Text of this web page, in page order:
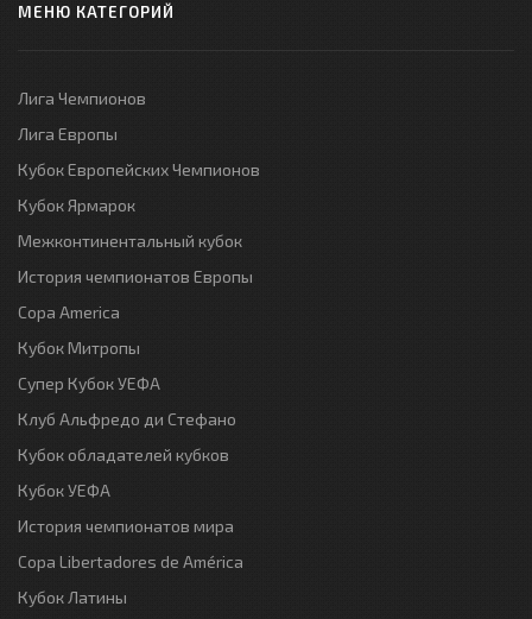
МЕНЮ КАТЕГОРИЙ
Лига Чемпионов
Лига Европы
Кубок Европейских Чемпионов
Кубок Ярмарок
Межконтинентальный кубок
История чемпионатов Европы
Copa America
Кубок Митропы
Супер Кубок УЕФА
Клуб Альфредо ди Стефано
Кубок обладателей кубков
Кубок УЕФА
История чемпионатов мира
Copa Libertadores de América
Кубок Латины